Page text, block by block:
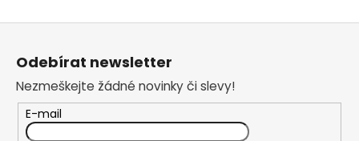
Z
Odebírat newsletter
Nezmeškejte žádné novinky či slevy!
E-mail